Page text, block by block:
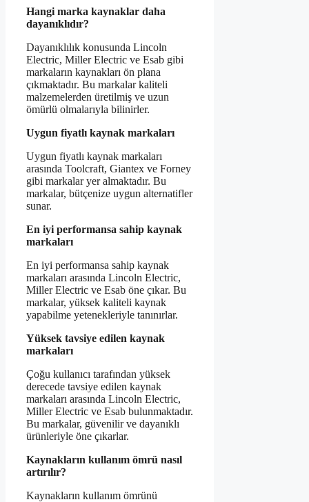
Hangi marka kaynaklar daha
dayanıklıdır?
Dayanıklılık konusunda Lincoln
Electric, Miller Electric ve Esab gibi
markaların kaynakları ön plana
çıkmaktadır. Bu markalar kaliteli
malzemelerden üretilmiş ve uzun
ömürlü olmalarıyla bilinirler.
Uygun fiyatlı kaynak markaları
Uygun fiyatlı kaynak markaları
arasında Toolcraft, Giantex ve Forney
gibi markalar yer almaktadır. Bu
markalar, bütçenize uygun alternatifler
sunar.
En iyi performansa sahip kaynak
markaları
En iyi performansa sahip kaynak
markaları arasında Lincoln Electric,
Miller Electric ve Esab öne çıkar. Bu
markalar, yüksek kaliteli kaynak
yapabilme yetenekleriyle tanınırlar.
Yüksek tavsiye edilen kaynak
markaları
Çoğu kullanıcı tarafından yüksek
derecede tavsiye edilen kaynak
markaları arasında Lincoln Electric,
Miller Electric ve Esab bulunmaktadır.
Bu markalar, güvenilir ve dayanıklı
ürünleriyle öne çıkarlar.
Kaynakların kullanım ömrü nasıl
artırılır?
Kaynakların kullanım ömrünü